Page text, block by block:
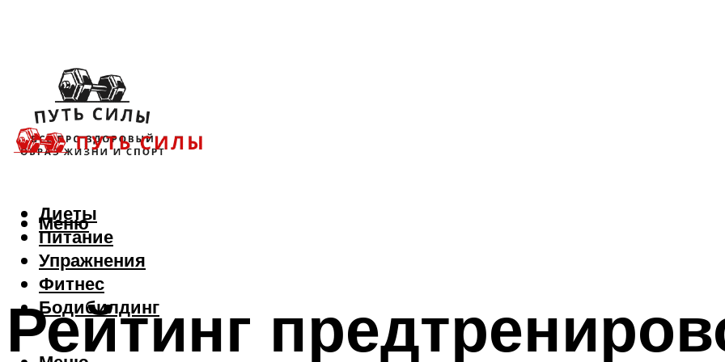
Диеты
Питание
Упражнения
Фитнес
Бодибилдинг
Меню
Рейтинг